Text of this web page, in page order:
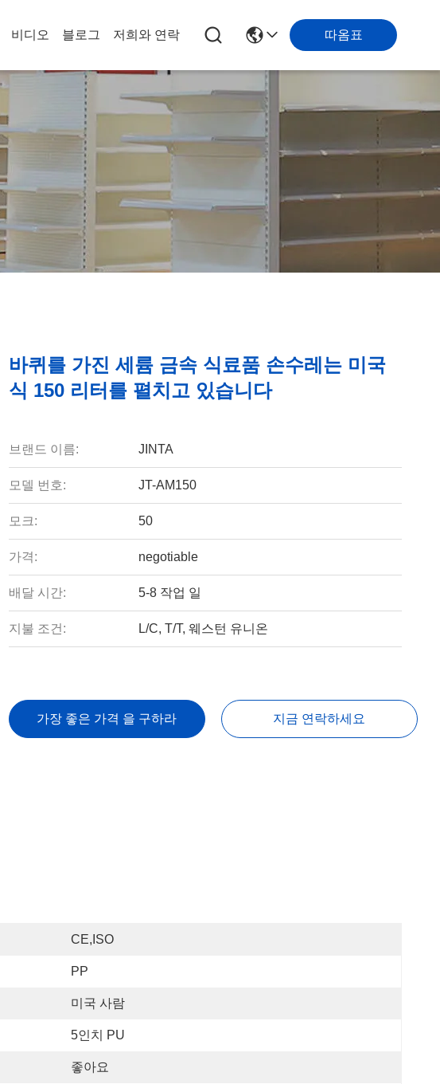
비디오 블로그 저희와 연락 따옴표
바퀴를 가진 세륨 금속 식료품 손수레는 미국
식 150 리터를 펼치고 있습니다
브랜드 이름: JINTA
모델 번호: JT-AM150
모크: 50
가격: negotiable
배달 시간: 5-8 작업 일
지불 조건: L/C, T/T, 웨스턴 유니온
가장 좋은 가격 을 구하라 지금 연락하세요
CE,ISO
PP
미국 사람
5인치 PU
좋아요